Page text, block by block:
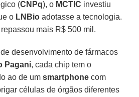
(CNPq), o MCTIC investiu
o LNBio adotasse a tecnologia.
repassou mais R$ 500 mil.
desenvolvimento de fármacos
Pagani, cada chip tem o
ao de umsmartphone com
células de órgãos diferentes